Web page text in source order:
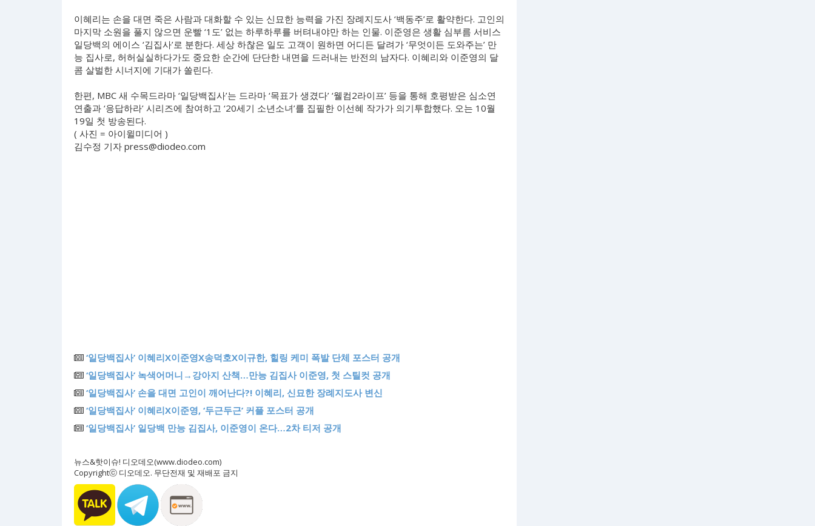
이혜리는 손을 대면 죽은 사람과 대화할 수 있는 신묘한 능력을 가진 장례지도사 ‘백동주’로 활약한다. 고인의
마지막 소원을 풀지 않으면 운빨 ‘1도’ 없는 하루하루를 버텨내야만 하는 인물. 이준영은 생활 심부름 서비스
일당백의 에이스 ‘김집사’로 분한다. 세상 하찮은 일도 고객이 원하면 어디든 달려가 ‘무엇이든 도와주는’ 만
능 집사로, 허허실실하다가도 중요한 순간에 단단한 내면을 드러내는 반전의 남자다. 이혜리와 이준영의 달
콤 살벌한 시너지에 기대가 쏠린다.
한편, MBC 새 수목드라마 ‘일당백집사’는 드라마 ‘목표가 생겼다’ ‘웰컴2라이프’ 등을 통해 호평받은 심소연
연출과 ‘응답하라’ 시리즈에 참여하고 ‘20세기 소년소녀’를 집필한 이선혜 작가가 의기투합했다. 오는 10월
19일 첫 방송된다.
( 사진 = 아이윌미디어 )
김수정 기자 press@diodeo.com
‘일당백집사’ 이혜리X이준영X송덕호X이규한, 힐링 케미 폭발 단체 포스터 공개
‘일당백집사’ 녹색어머니→강아지 산책…만능 김집사 이준영, 첫 스틸컷 공개
‘일당백집사’ 손을 대면 고인이 깨어난다?! 이혜리, 신묘한 장례지도사 변신
‘일당백집사’ 이혜리X이준영, ‘두근두근’ 커플 포스터 공개
‘일당백집사’ 일당백 만능 김집사, 이준영이 온다…2차 티저 공개
뉴스&핫이슈! 디오데오(www.diodeo.com)
Copyrightⓒ 디오데오. 무단전재 및 재배포 금지